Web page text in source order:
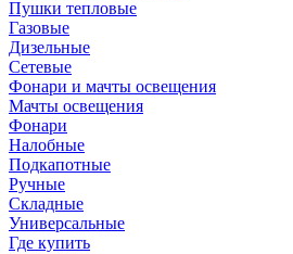
Пушки тепловые
Газовые
Дизельные
Сетевые
Фонари и мачты освещения
Мачты освещения
Фонари
Налобные
Подкапотные
Ручные
Складные
Универсальные
Где купить